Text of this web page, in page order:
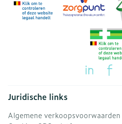
Juridische links
Algemene verkoopsvoorwaarden